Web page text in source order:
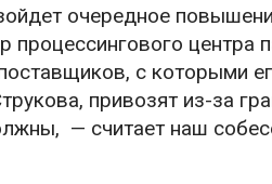
очередное
процессингового центра
с которыми
привозят из-за
— считает наш